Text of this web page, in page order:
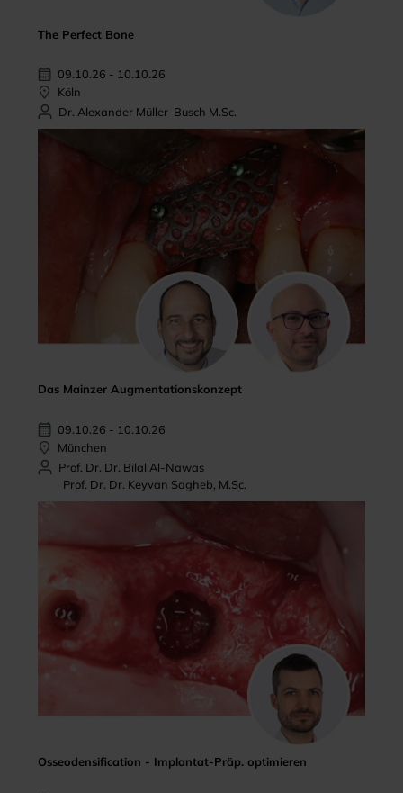
The Perfect Bone
09.10.26 - 10.10.26
Köln
Dr. Alexander Müller-Busch M.Sc.
Das Mainzer Augmentationskonzept
09.10.26 - 10.10.26
München
Prof. Dr. Dr. Bilal Al-Nawas
Prof. Dr. Dr. Keyvan Sagheb, M.Sc.
Osseodensification - Implantat-Präp. optimieren